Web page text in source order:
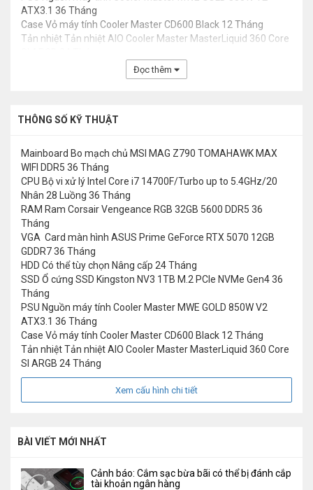
ATX3.1 36 Tháng
Case Vỏ máy tính Cooler Master CD600 Black 12 Tháng
Tản nhiệt Tản nhiệt AIO Cooler Master MasterLiquid 360 Core
Đọc thêm
THÔNG SỐ KỸ THUẬT
Mainboard Bo mạch chủ MSI MAG Z790 TOMAHAWK MAX
WIFI DDR5 36 Tháng
CPU Bộ vi xử lý Intel Core i7 14700F/Turbo up to 5.4GHz/20
Nhân 28 Luồng 36 Tháng
RAM Ram Corsair Vengeance RGB 32GB 5600 DDR5 36
Tháng
VGA Card màn hình ASUS Prime GeForce RTX 5070 12GB
GDDR736 Tháng
HDD Có thể tùy chọn Nâng cấp 24 Tháng
SSD Ổ cứng SSD Kingston NV3 1TB M.2 PCIe NVMe Gen436
Tháng
PSU Nguồn máy tính Cooler Master MWE GOLD 850W V2
ATX3.1 36 Tháng
Case Vỏ máy tính Cooler Master CD600 Black 12 Tháng
Tản nhiệtTản nhiệt AIO Cooler Master MasterLiquid 360 Core
SI ARGB 24 Tháng
Xem cấu hình chi tiết
BÀI VIẾT MỚI NHẤT
Cảnh báo: Cắm sạc bừa bãi có thể bị đánh cắp
tài khoản ngân hàng